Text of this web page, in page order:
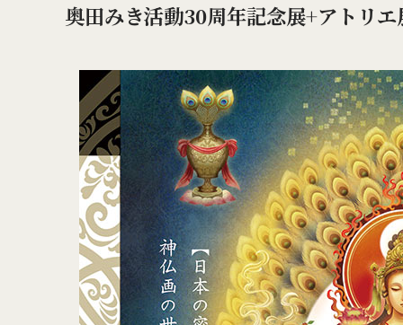
奥田みき活動30周年記念展+アトリエ